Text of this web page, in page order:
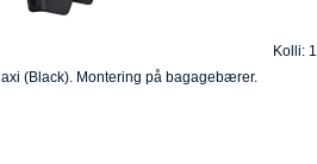
Kolli: 1
(Black). Montering på bagagebærer.